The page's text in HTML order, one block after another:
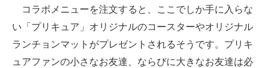
コラボメニューを注文すると、ここでしか手に入らな
い「プリキュア」オリジナルのコースターやオリジナル
ランチョンマットがプレゼントされるそうです。プリキ
ュアファンの小さなお友達、ならびに大きなお友達は必